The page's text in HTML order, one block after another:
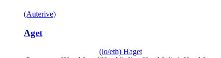
(Auterive)
Aget
(lo/eth) Haget